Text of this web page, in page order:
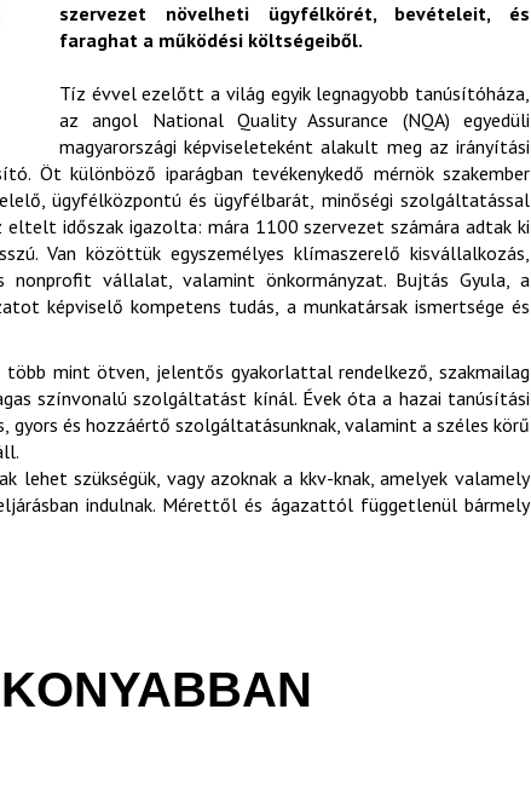
szervezet növelheti ügyfélkörét, bevételeit, és
faraghat a működési költségeiből.
Tíz évvel ezelőtt a világ egyik legnagyobb tanúsítóháza,
az angol National Quality Assurance (NQA) egyedüli
magyarországi képviseleteként alakult meg az irányítási
Öt különböző iparágban tevékenykedő mérnök szakember
ügyfélközpontú és ügyfélbarát, minőségi szolgáltatással
eltelt időszak igazolta: mára 1100 szervezet számára adtak ki
Van közöttük egyszemélyes klímaszerelő kisvállalkozás,
vállalat, valamint önkormányzat. Bujtás Gyula, a
képviselő kompetens tudás, a munkatársak ismertsége és
mint ötven, jelentős gyakorlattal rendelkező, szakmailag
színvonalú szolgáltatást kínál. Évek óta a hazai tanúsítási
gyors és hozzáértő szolgáltatásunknak, valamint a széles körű
szükségük, vagy azoknak a kkv-knak, amelyek valamely
indulnak. Mérettől és ágazattól függetlenül bármely